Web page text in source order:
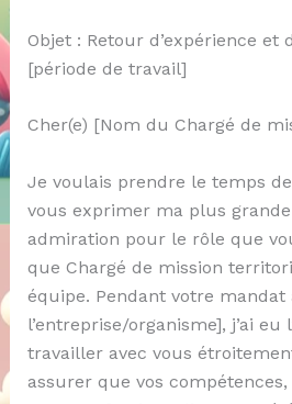
Objet : Retour d’expérience et
[période de travail]
Cher(e) [Nom du Chargé de
Je voulais prendre le temps
vous exprimer ma plus
admiration pour le rôle que
que Chargé de mission
équipe. Pendant votre mandat
l’entreprise/organisme], j’ai eu
travailler avec vous
assurer que vos